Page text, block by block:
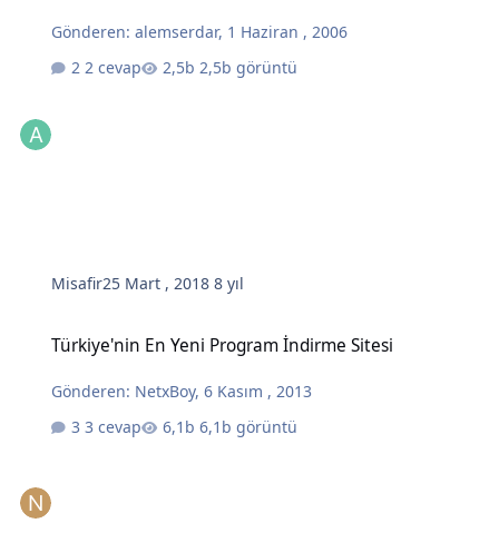
Gönderen:alemserdar, 1 Haziran , 2006
2 cevap
2,5b görüntü
Misafir25 Mart , 20188 yıl
Türkiye'nin En Yeni Program İndirme Sitesi
Gönderen: NetxBoy,6 Kasım , 2013
3 cevap
6,1b görüntü